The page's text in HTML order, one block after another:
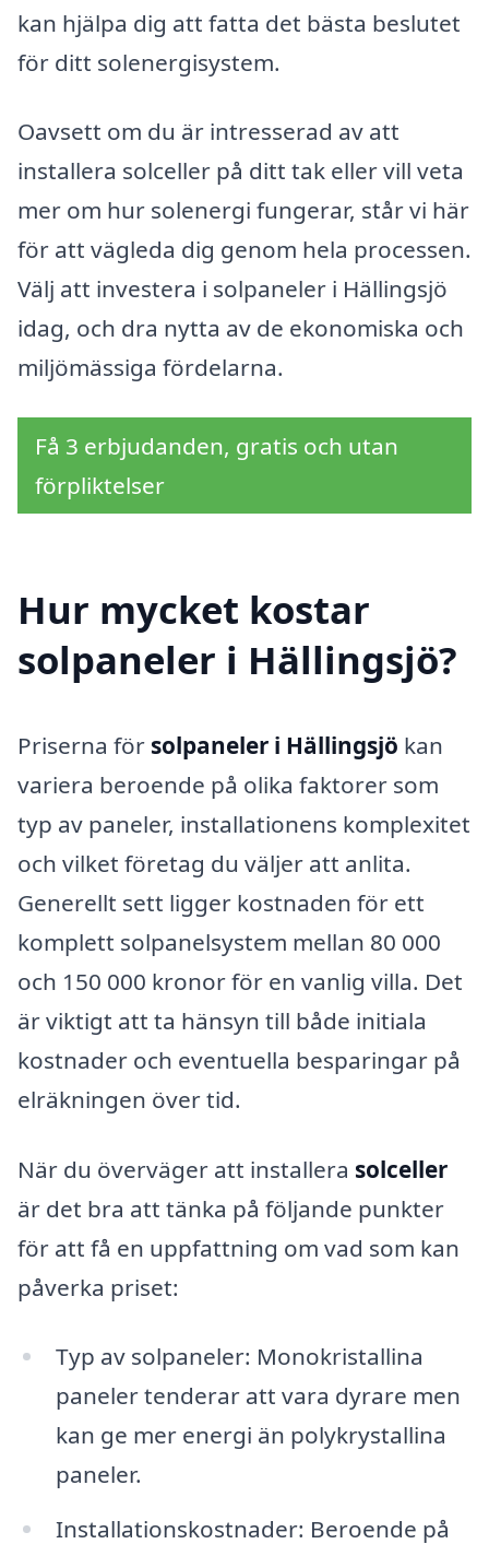
kan hjälpa dig att fatta det bästa beslutet
för ditt solenergisystem.
Oavsett om du är intresserad av att
installera solceller på ditt tak eller vill veta
mer om hur solenergi fungerar, står vi här
för att vägleda dig genom hela processen.
Välj att investera i solpaneler i Hällingsjö
idag, och dra nytta av de ekonomiska och
miljömässiga fördelarna.
Få 3 erbjudanden, gratis och utan
förpliktelser
Hur mycket kostar
solpaneler i Hällingsjö?
Priserna för solpaneler i Hällingsjö kan
variera beroende på olika faktorer som
typ av paneler, installationens komplexitet
och vilket företag du väljer att anlita.
Generellt sett ligger kostnaden för ett
komplett solpanelsystem mellan 80 000
och 150 000 kronor för en vanlig villa. Det
är viktigt att ta hänsyn till både initiala
kostnader och eventuella besparingar på
elräkningen över tid.
När du överväger att installera solceller
är det bra att tänka på följande punkter
för att få en uppfattning om vad som kan
påverka priset:
Typ av solpaneler: Monokristallina
paneler tenderar att vara dyrare men
kan ge mer energi än polykrystallina
paneler.
Installationskostnader: Beroende på